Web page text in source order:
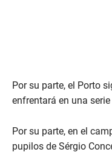
Por su parte, el Porto
enfrentará en una
Por su parte, en el
pupilos de Sérgio